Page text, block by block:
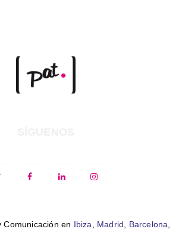
Comunicación en Ibiza, Madrid, Barcelona,